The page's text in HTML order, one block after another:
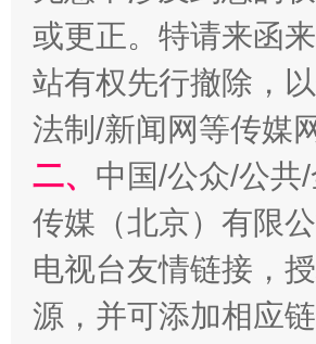
阿坝州三大球赛在茂县开幕
或更正。特请来函
站有权先行撤除，
法制/新闻网等传媒
二、 中国/公众/公共
传媒（北京）有限
电视台友情链接，
源，并可添加相应链